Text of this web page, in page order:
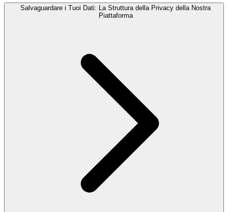
Salvaguardare i Tuoi Dati: La Struttura della Privacy della Nostra
Piattaforma